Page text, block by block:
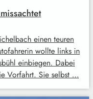
einen teuren
wollte links in
einbiegen. Dabei
Vorfahrt. Sie selbst …